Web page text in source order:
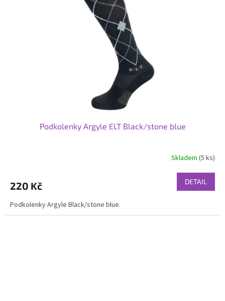
Podkolenky Argyle ELT Black/stone blue
Skladem (5 ks)
220 Kč DETAIL
Podkolenky Argyle Black/stone blue.